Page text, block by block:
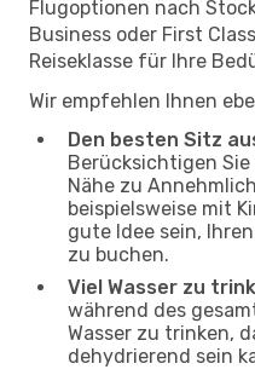
Flugoptionen nach
Business oder First
Reiseklasse für Ihre
Wir empfehlen Ihnen
Den besten Sitz
Berücksichtigen
Nähe zu
beispielsweise mit
gute Idee sein,
zu buchen.
Viel Wasser zu
während des
Wasser zu trinken,
dehydrierend sein